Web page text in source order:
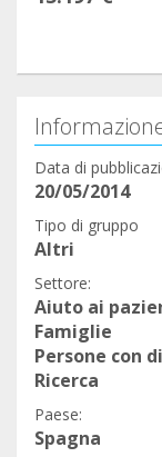
Data di
20/05/2014
Tipo di gruppo
Altri
Settore:
Aiuto ai
Famiglie
Persone con
Ricerca
Paese:
Spagna